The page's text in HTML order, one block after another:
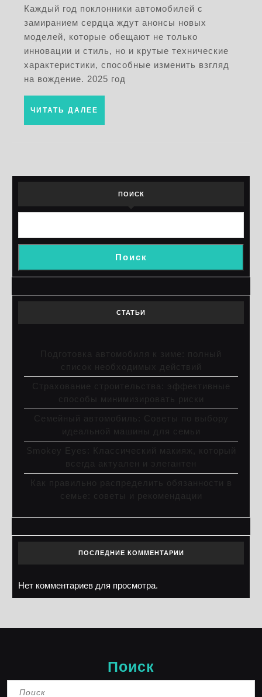
2025
года:
новинки
и
Каждый год поклонники автомобилей с
замиранием сердца ждут анонсы новых
моделей, которые обещают не только
инновации и стиль, но и крутые технические
характеристики, способные изменить взгляд
на вождение. 2025 год
ЧИТАТЬ ДАЛЕЕ
ПОИСК
Поиск
СТАТЬИ
Подготовка автомобиля к зиме: полный
список необходимых действий
Страхование строительства: эффективные
способы минимизировать риски
Семейный автомобиль: Советы по выбору
идеальной машины для семьи
Smokey Eyes: Классический макияж, который
всегда актуален и элегантен
Как правильно распределить обязанности в
семье: советы и рекомендации
ПОСЛЕДНИЕ КОММЕНТАРИИ
Нет комментариев для просмотра.
Поиск